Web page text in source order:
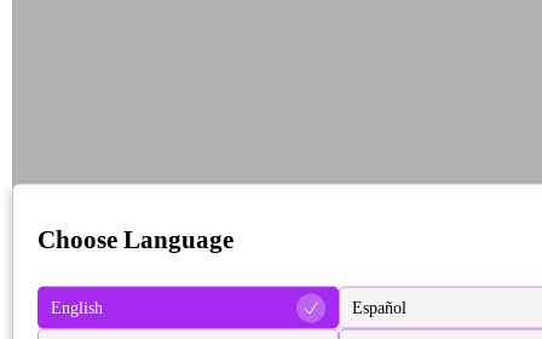
Choose Language
English Español